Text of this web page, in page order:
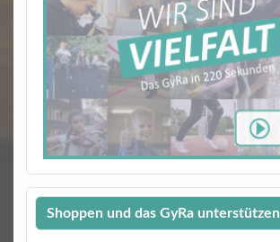
Shoppen und das GyRa unterstützen